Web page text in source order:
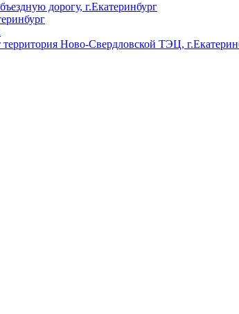
дорогу, г.Екатеринбург
Ново-Свердловской ТЭЦ,